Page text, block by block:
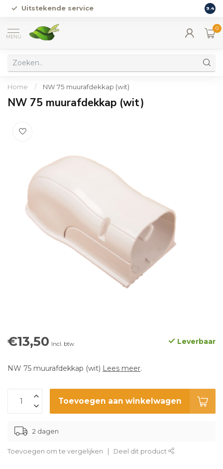
Uitstekende service 9.4
MENU
0
Home / NW 75 muurafdekkap (wit)
NW 75 muurafdekkap (wit)
€13,50 Incl. btw Leverbaar
NW 75 muurafdekkap (wit) Lees meer.
Toevoegen aan winkelwagen
2 dagen
Toevoegen om te vergelijken Deel dit product